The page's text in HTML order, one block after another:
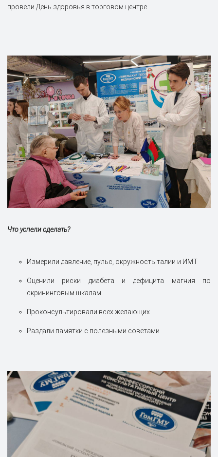
провели День здоровья в торговом центре.
Что успели сделать?
Измерили давление, пульс, окружность талии и ИМТ
Оценили риски диабета и дефицита магния по
скрининговым шкалам
Проконсультировали всех желающих
Раздали памятки с полезными советами